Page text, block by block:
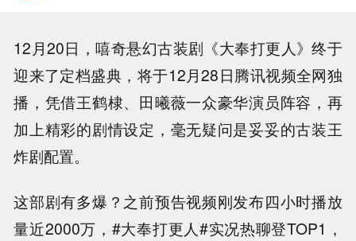
12月20日，嘻奇悬幻古装剧《大奉打更人》终于
迎来了定档盛典，将于12月28日腾讯视频全网独
播，凭借王鹤棣、田曦薇一众豪华演员阵容，再
加上精彩的剧情设定，毫无疑问是妥妥的古装王
炸剧配置。
这部剧有多爆？之前预告视频刚发布四小时播放
量近2000万，#大奉打更人#实况热聊登TOP1，